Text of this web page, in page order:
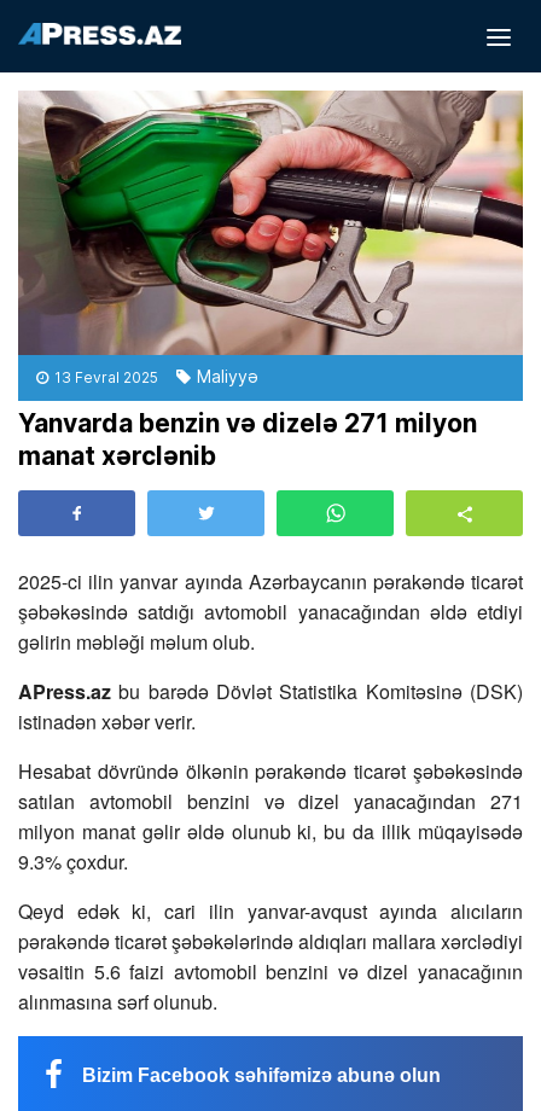
13 Fevral 2025 Maliyyə
Yanvarda benzin və dizelə 271 milyon
manat xərclənib
2025-ci ilin yanvar ayında Azərbaycanın pərakəndə ticarət
şəbəkəsində satdığı avtomobil yanacağından əldə etdiyi
gəlirin məbləği məlum olub.
APress.az bu barədə Dövlət Statistika Komitəsinə (DSK)
istinadən xəbər verir.
Hesabat dövründə ölkənin pərakəndə ticarət şəbəkəsində
satılan avtomobil benzini və dizel yanacağından 271
milyon manat gəlir əldə olunub ki, bu da illik müqayisədə
9.3% çoxdur.
Qeyd edək ki, cari ilin yanvar-avqust ayında alıcıların
pərakəndə ticarət şəbəkələrində aldıqları mallara xərclədiyi
vəsaitin 5.6 faizi avtomobil benzini və dizel yanacağının
alınmasına sərf olunub.
Bizim Facebook səhifəmizə abunə olun